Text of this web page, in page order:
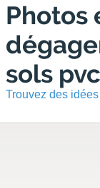
Photos
sols
Trouvez des